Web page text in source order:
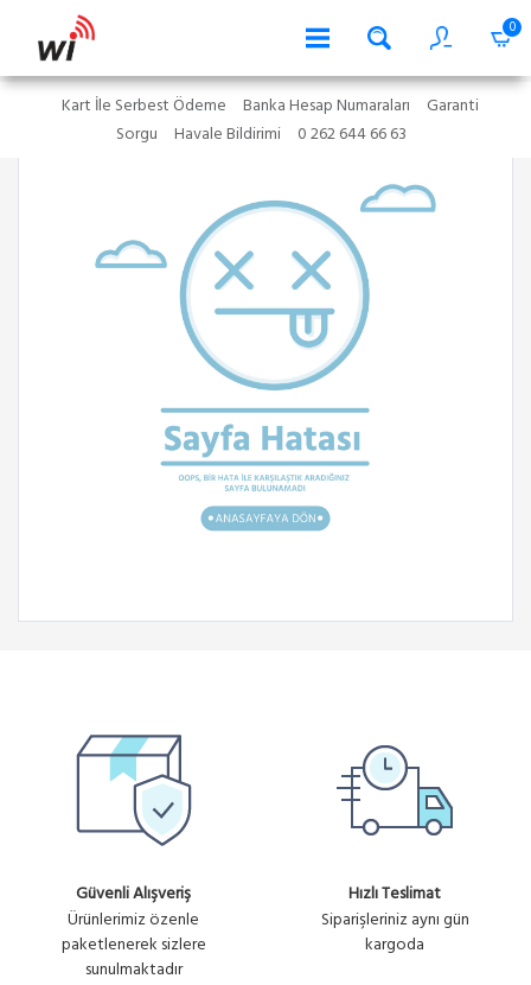
0
Kart İle Serbest Ödeme Banka Hesap Numaraları
Garanti
Sorgu
Havale Bildirimi 0 262 644 66 63
Güvenli Alışveriş
Ürünlerimiz özenle
paketlenerek sizlere
sunulmaktadır
Hızlı Teslimat
Siparişleriniz aynı gün
kargoda